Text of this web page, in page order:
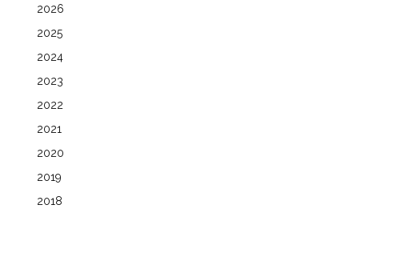
2026
2025
2024
2023
2022
2021
2020
2019
2018